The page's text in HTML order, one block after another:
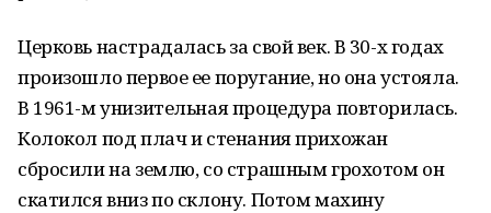
Церковь настрадалась за свой век. В 30-х годах
произошло первое ее поругание, но она устояла.
В 1961-м унизительная процедура повторилась.
Колокол под плач и стенания прихожан
сбросили на землю, со страшным грохотом он
скатился вниз по склону. Потом махину